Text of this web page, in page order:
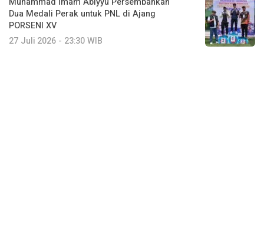
Dua Medali Perak untuk PNL di Ajang
PORSENI XV
27 Juli 2026 - 23:30 WIB